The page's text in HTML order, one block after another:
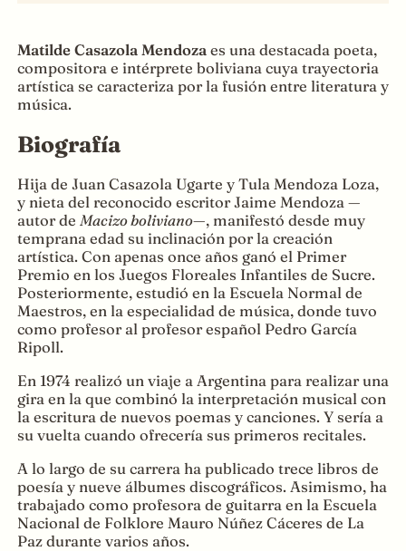
Matilde Casazola Mendozaes una destacada poeta,
compositora e intérprete boliviana cuya trayectoria
artística se caracteriza por la fusión entre literatura y
música.
Biografía
Hija de Juan Casazola Ugarte y Tula Mendoza Loza,
y nieta del reconocido escritor Jaime Mendoza —
autor de Macizo boliviano—, manifestó desde muy
temprana edad su inclinación por la creación
artística. Con apenas once años ganó el Primer
Premio en los Juegos Floreales Infantiles de Sucre.
Posteriormente, estudió en la Escuela Normal de
Maestros, en la especialidad de música, donde tuvo
como profesor al profesor español Pedro García
Ripoll.
En 1974 realizó un viaje a Argentina para realizar una
gira en la que combinó la interpretación musical con
la escritura de nuevos poemas y canciones. Y sería a
su vuelta cuando ofrecería sus primeros recitales.
A lo largo de su carrera ha publicado trece libros de
poesía y nueve álbumes discográficos. Asimismo, ha
trabajado como profesora de guitarra en la Escuela
Nacional de Folklore Mauro Núñez Cáceres de La
Paz durante varios años.